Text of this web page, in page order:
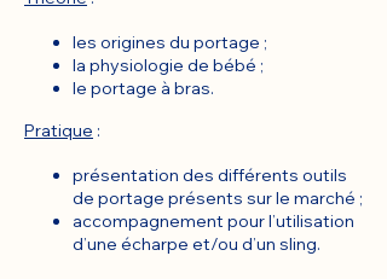
les origines du portage ;
la physiologie de bébé ;
le portage à bras.
Pratique :
présentation des différents outils
de portage présents sur le marché ;
accompagnement pour l’utilisation
d’une écharpe et/ou d’un sling.